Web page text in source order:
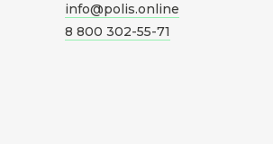
info@polis.online
8 800 302-55-71